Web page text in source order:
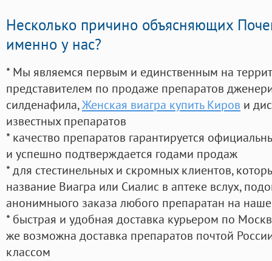
Несколько причино объясняющих
именно у нас?
* Мы являемся первым и единственным на
представителем по продаже препаратов
силденафила,Женская виагра купить Киров и
известных препаратов
* качество препаратов гарантируется
и успешно подтверждается годами продаж
* для стестинельных и скромных клиентов,
название Виагра или Сиалис в аптеке вслух,
анонимныого заказа любого препаратан на
* быстрая и удобная доставка курьером по
же возможна доставка препаратов почтой
классом